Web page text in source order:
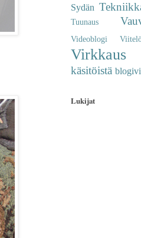
Sydän
Tuunaus
Videoblogi
käsitöistä
Lukijat